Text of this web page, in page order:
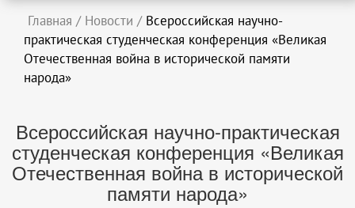
Главная / Новости / Всероссийская научно-
практическая студенческая конференция «Великая
Отечественная война в исторической памяти
народа»
Всероссийская научно-практическая
студенческая конференция «Великая
Отечественная война в исторической
памяти народа»